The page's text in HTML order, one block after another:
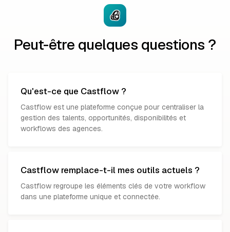
Peut-être quelques questions ?
Qu'est-ce que Castflow ?
Castflow est une plateforme conçue pour centraliser la
gestion des talents, opportunités, disponibilités et
workflows des agences.
Castflow remplace-t-il mes outils actuels ?
Castflow regroupe les éléments clés de votre workflow
dans une plateforme unique et connectée.